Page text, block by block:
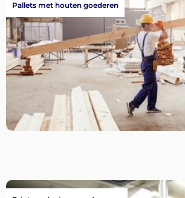
Pallets met houten goederen